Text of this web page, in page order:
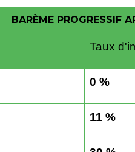
BARÈME PROGRESSIF
Taux
0 %
11 %